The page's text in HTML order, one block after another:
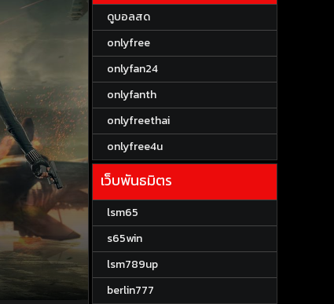
ดูบอลสด
onlyfree
onlyfan24
onlyfanth
onlyfreethai
onlyfree4u
เว็บพันธมิตร
lsm65
s65win
lsm789up
berlin777